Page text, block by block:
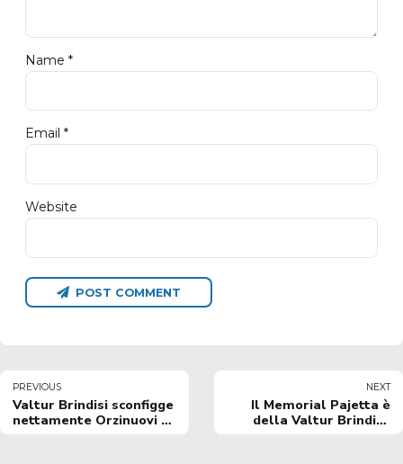
Name *
Email *
Website
POST COMMENT
PREVIOUS
Valtur Brindisi sconfigge
nettamente Orzinuovi e
NEXT
Il Memorial Pajetta è
della Valtur Brindisi: